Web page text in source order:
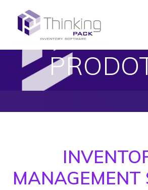
MANAGEMENT